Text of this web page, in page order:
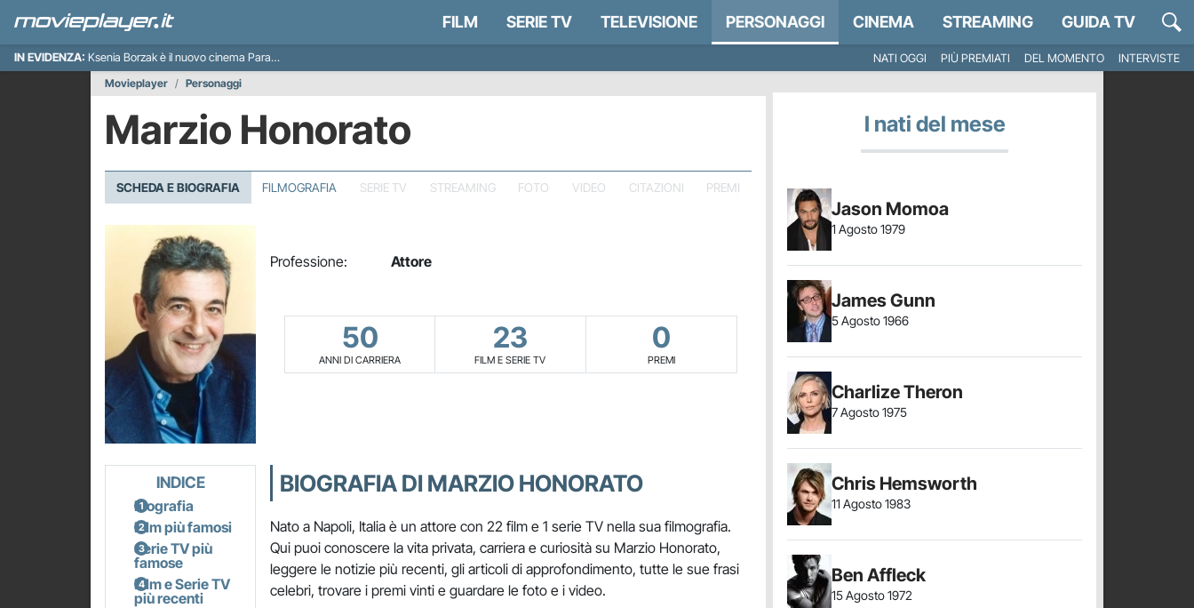
FILM SERIE TV TELEVISIONE PERSONAGGI CINEMA STREAMING GUIDA TV
IN EVIDENZA: Ksenia Borzak è il nuovo cinema Paradiso italiano NATI OGGI PIÙ PREMIATI DEL MOMENTO
INTERVISTE
Movieplayer
Personaggi
Marzio Honorato
SCHEDA E BIOGRAFIA FILMOGRAFIA SERIE TV STREAMING FOTO VIDEO CITAZIONI PREMI
Professione: Attore
50
ANNI DI CARRIERA
23
FILM E SERIE TV
0
PREMI
INDICE
Biografia
Film più famosi
Serie TV più
famose
Film e Serie TV
più recenti
BIOGRAFIA DI MARZIO HONORATO
Nato a Napoli, Italia è un attore con 22 film e 1 serie TV nella sua filmografia.
Qui puoi conoscere la vita privata, carriera e curiosità su Marzio Honorato,
leggere le notizie più recenti, gli articoli di approfondimento, tutte le sue frasi
celebri, trovare i premi vinti e guardare le foto e i video.
I nati del mese
Jason Momoa
1 Agosto 1979
James Gunn
5 Agosto 1966
Charlize Theron
7 Agosto 1975
Chris Hemsworth
11 Agosto 1983
Ben Affleck
15 Agosto 1972